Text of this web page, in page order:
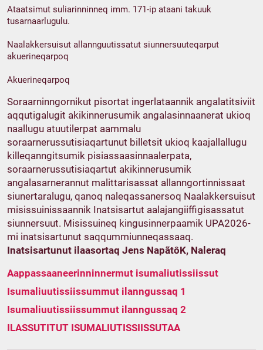
Ataatsimut suliarinninneq imm. 171-ip ataani takuuk
tusarnaarlugulu.
Naalakkersuisut allannguutissatut siunnersuuteqarput
akuerineqarpoq
Akuerineqarpoq
Soraarninngornikut pisortat ingerlataannik angalatitsiviit
aqqutigalugit akikinnerusumik angalasinnaanerat ukioq
naallugu atuutilerpat aammalu
soraarnerussutisiaqartunut billetsit ukioq kaajallallugu
killeqanngitsumik pisiassaasinnaalerpata,
soraarnerussutisiaqartut akikinnerusumik
angalasarnerannut malittarisassat allanngortinnissaat
siunertaralugu, qanoq naleqassanersoq Naalakkersuisut
misissuinissaannik Inatsisartut aalajangiiffigisassatut
siunnersuut. Misissuineq kingusinnerpaamik UPA2026-
mi inatsisartunut saqqummiunneqassaaq.
Inatsisartunut ilaasortaq Jens NapãtôK, Naleraq
Aappassaaneerinninnermut isumaliutissiissut
Isumaliuutissiissummut ilanngussaq 1
Isumaliuutissiissummut ilanngussaq 2
ILASSUTITUT ISUMALIUTISSIISSUTAA